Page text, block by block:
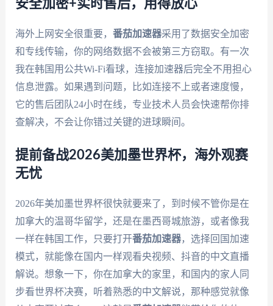
安全加密+实时售后，用得放心
海外上网安全很重要， 番茄加速器采用了数据安全加密
和专线传输，你的网络数据不会被第三方窃取。有一次
我在韩国用公共Wi-Fi看球，连接加速器后完全不用担心
信息泄露。如果遇到问题，比如连接不上或者速度慢，
它的售后团队24小时在线，专业技术人员会快速帮你排
查解决，不会让你错过关键的进球瞬间。
提前备战2026美加墨世界杯，海外观赛
无忧
2026年美加墨世界杯很快就要来了，到时候不管你是在
加拿大的温哥华留学，还是在墨西哥城旅游，或者像我
一样在韩国工作，只要打开番茄加速器，选择回国加速
模式，就能像在国内一样观看央视频、抖音的中文直播
解说。想象一下，你在加拿大的家里，和国内的家人同
步看世界杯决赛，听着熟悉的中文解说，那种感觉就像